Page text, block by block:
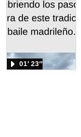
01′ 23″